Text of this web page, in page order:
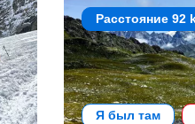
Расстояние 92
Я был там